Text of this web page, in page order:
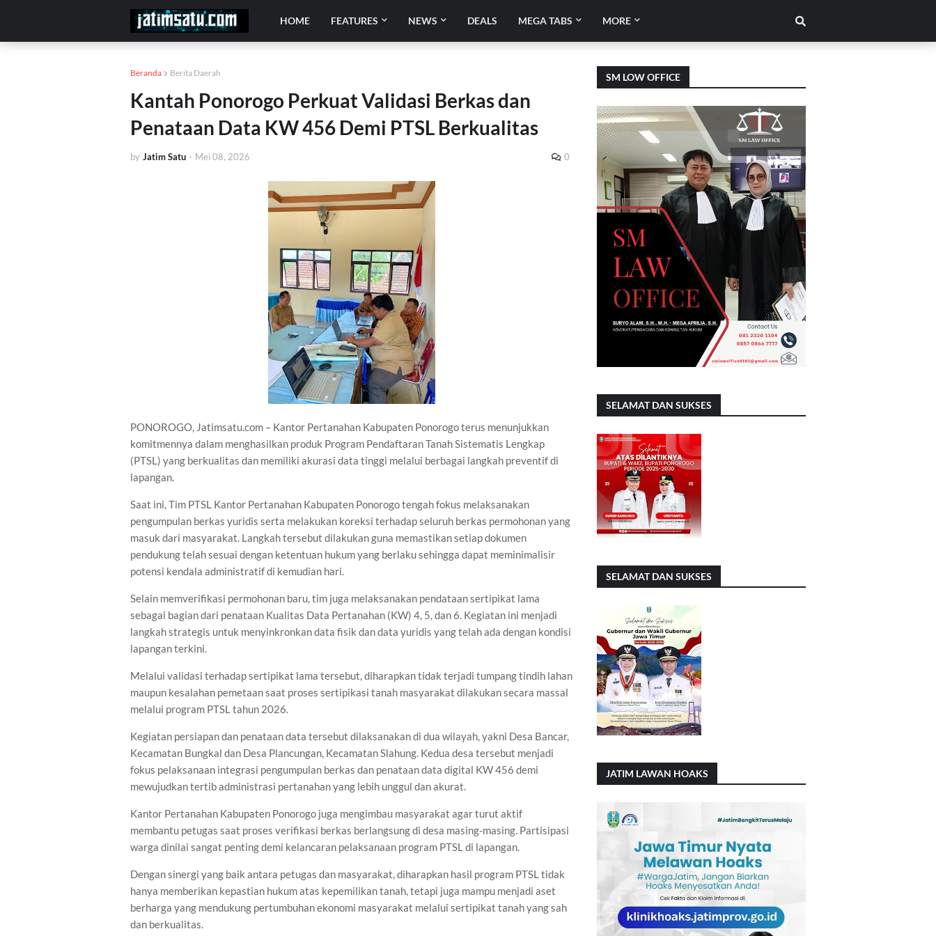
HOME FEATURES NEWS DEALS MEGA TABS MORE
Beranda Berita Daerah
Kantah Ponorogo Perkuat Validasi Berkas dan
Penataan Data KW 456 Demi PTSL Berkualitas
by Jatim Satu - Mei 08, 2026 0
PONOROGO, Jatimsatu.com – Kantor Pertanahan Kabupaten Ponorogo terus menunjukkan
komitmennya dalam menghasilkan produk Program Pendaftaran Tanah Sistematis Lengkap
(PTSL) yang berkualitas dan memiliki akurasi data tinggi melalui berbagai langkah preventif di
lapangan.
Saat ini, Tim PTSL Kantor Pertanahan Kabupaten Ponorogo tengah fokus melaksanakan
pengumpulan berkas yuridis serta melakukan koreksi terhadap seluruh berkas permohonan yang
masuk dari masyarakat. Langkah tersebut dilakukan guna memastikan setiap dokumen
pendukung telah sesuai dengan ketentuan hukum yang berlaku sehingga dapat meminimalisir
potensi kendala administratif di kemudian hari.
Selain memverifikasi permohonan baru, tim juga melaksanakan pendataan sertipikat lama
sebagai bagian dari penataan Kualitas Data Pertanahan (KW) 4, 5, dan 6. Kegiatan ini menjadi
langkah strategis untuk menyinkronkan data fisik dan data yuridis yang telah ada dengan kondisi
lapangan terkini.
Melalui validasi terhadap sertipikat lama tersebut, diharapkan tidak terjadi tumpang tindih lahan
maupun kesalahan pemetaan saat proses sertipikasi tanah masyarakat dilakukan secara massal
melalui program PTSL tahun 2026.
Kegiatan persiapan dan penataan data tersebut dilaksanakan di dua wilayah, yakni Desa Bancar,
Kecamatan Bungkal dan Desa Plancungan, Kecamatan Slahung. Kedua desa tersebut menjadi
fokus pelaksanaan integrasi pengumpulan berkas dan penataan data digital KW 456 demi
mewujudkan tertib administrasi pertanahan yang lebih unggul dan akurat.
Kantor Pertanahan Kabupaten Ponorogo juga mengimbau masyarakat agar turut aktif
membantu petugas saat proses verifikasi berkas berlangsung di desa masing-masing. Partisipasi
warga dinilai sangat penting demi kelancaran pelaksanaan program PTSL di lapangan.
Dengan sinergi yang baik antara petugas dan masyarakat, diharapkan hasil program PTSL tidak
hanya memberikan kepastian hukum atas kepemilikan tanah, tetapi juga mampu menjadi aset
berharga yang mendukung pertumbuhan ekonomi masyarakat melalui sertipikat tanah yang sah
dan berkualitas.
SM LOW OFFICE
SELAMAT DAN SUKSES
SELAMAT DAN SUKSES
JATIM LAWAN HOAKS